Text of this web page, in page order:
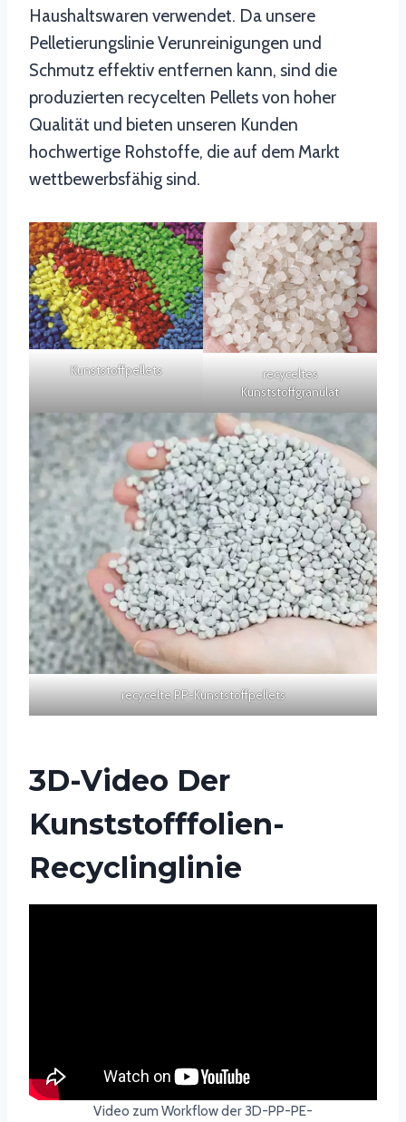
Haushaltswaren verwendet. Da unsere
Pelletierungslinie Verunreinigungen und
Schmutz effektiv entfernen kann, sind die
produzierten recycelten Pellets von hoher
Qualität und bieten unseren Kunden
hochwertige Rohstoffe, die auf dem Markt
wettbewerbsfähig sind.
Kunststoffpellets
recyceltes
Kunststoffgranulat
recycelte PP-Kunststoffpellets
3D-Video Der
Kunststofffolien-
Recyclinglinie
Video zum Workflow der 3D-PP-PE-